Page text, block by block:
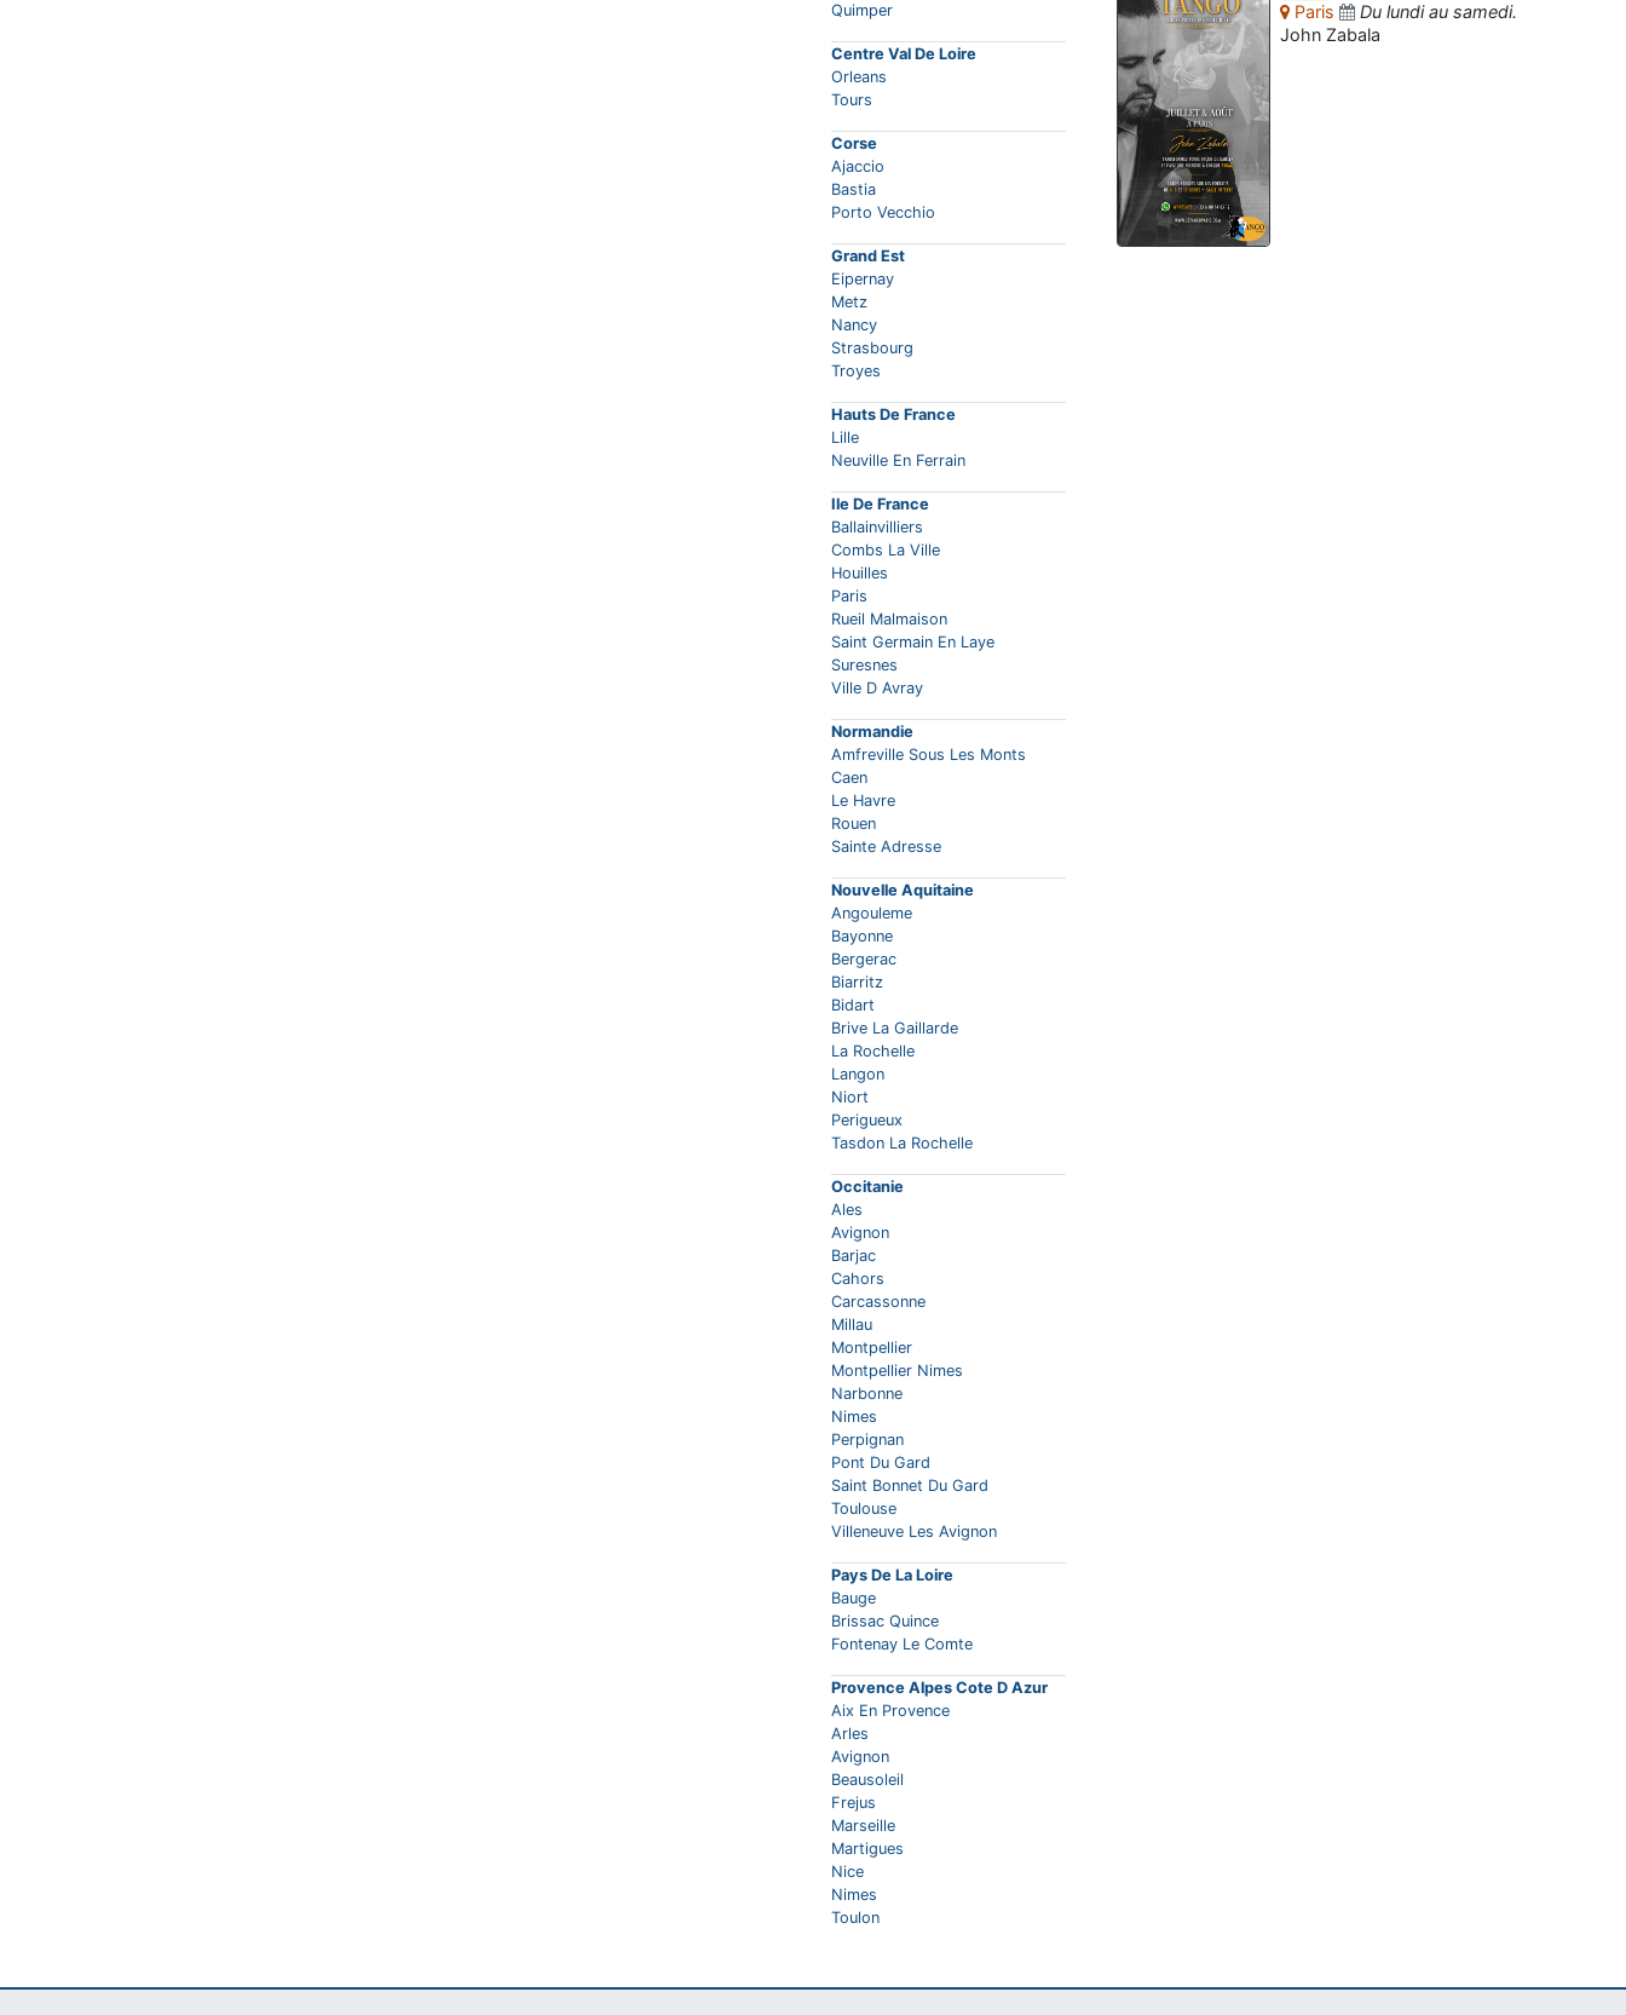
Quimper
Centre Val De Loire
Orleans
Tours
Corse
Ajaccio
Bastia
Porto Vecchio
Grand Est
Eipernay
Metz
Nancy
Strasbourg
Troyes
Hauts De France
Lille
Neuville En Ferrain
Ile De France
Ballainvilliers
Combs La Ville
Houilles
Paris
Rueil Malmaison
Saint Germain En Laye
Suresnes
Ville D Avray
Normandie
Amfreville Sous Les Monts
Caen
Le Havre
Rouen
Sainte Adresse
Nouvelle Aquitaine
Angouleme
Bayonne
Bergerac
Biarritz
Bidart
Brive La Gaillarde
La Rochelle
Langon
Niort
Perigueux
Tasdon La Rochelle
Occitanie
Ales
Avignon
Barjac
Cahors
Carcassonne
Millau
Montpellier
Montpellier Nimes
Narbonne
Nimes
Perpignan
Pont Du Gard
Saint Bonnet Du Gard
Toulouse
Villeneuve Les Avignon
Pays De La Loire
Bauge
Brissac Quince
Fontenay Le Comte
Provence Alpes Cote D Azur
Aix En Provence
Arles
Avignon
Beausoleil
Frejus
Marseille
Martigues
Nice
Nimes
Toulon
Paris
Du lundi au samedi.
John Zabala